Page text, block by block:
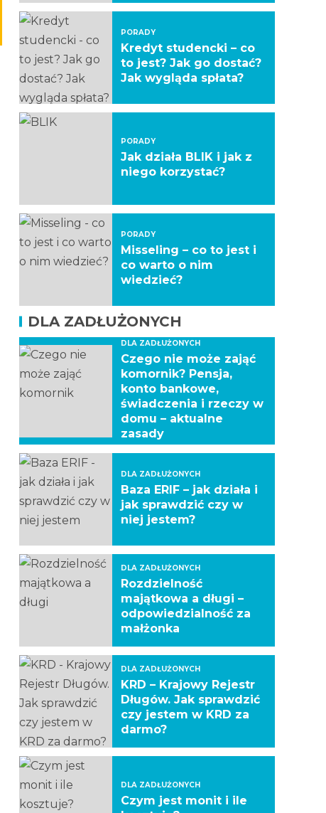
PORADY
Kredyt studencki – co
to jest? Jak go dostać?
Jak wygląda spłata?
PORADY
Jak działa BLIK i jak z
niego korzystać?
PORADY
Misseling – co to jest i
co warto o nim
wiedzieć?
DLA ZADŁUŻONYCH
DLA ZADŁUŻONYCH
Czego nie może zająć
komornik? Pensja,
konto bankowe,
świadczenia i rzeczy w
domu – aktualne
zasady
DLA ZADŁUŻONYCH
Baza ERIF – jak działa i
jak sprawdzić czy w
niej jestem?
DLA ZADŁUŻONYCH
Rozdzielność
majątkowa a długi –
odpowiedzialność za
małżonka
DLA ZADŁUŻONYCH
KRD – Krajowy Rejestr
Długów. Jak sprawdzić
czy jestem w KRD za
darmo?
DLA ZADŁUŻONYCH
Czym jest monit i ile